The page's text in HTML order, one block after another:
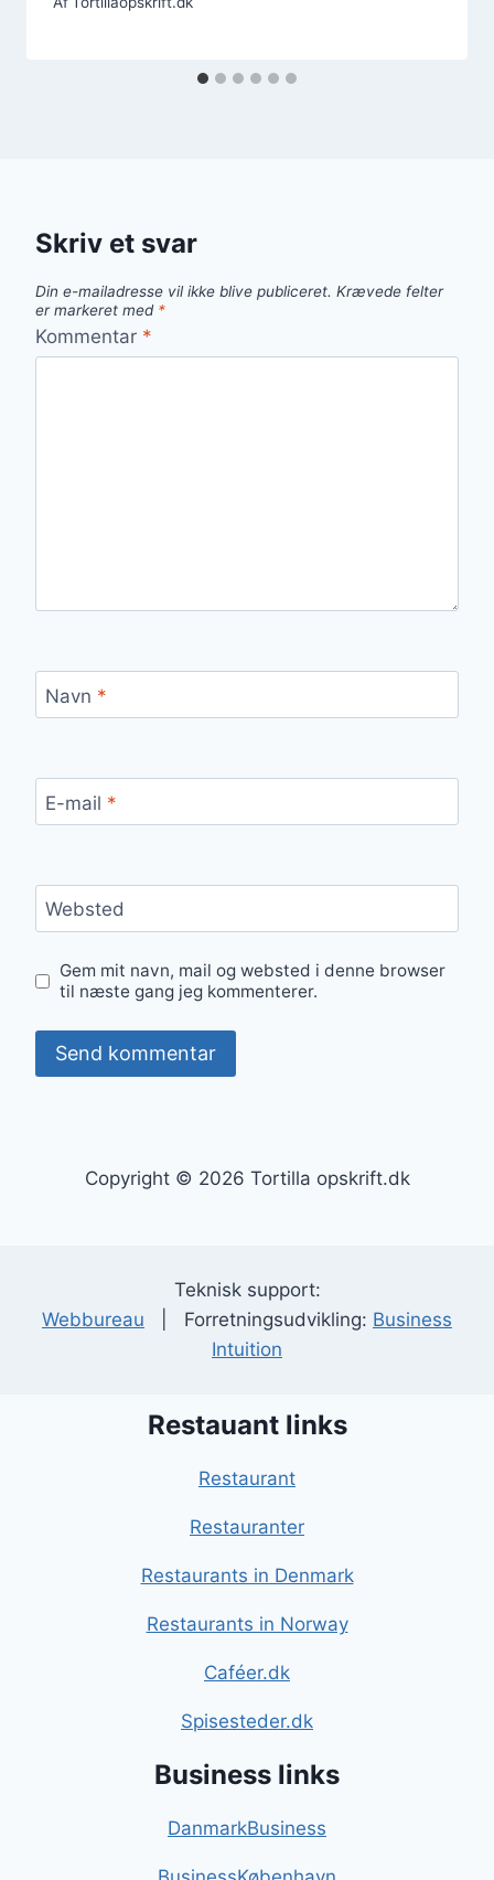
Skriv et svar
Din e-mailadresse vil ikke blive publiceret. Krævede felter
er markeret med *
Kommentar *
Navn *
E-mail *
Websted
Gem mit navn, mail og websted i denne browser
til næste gang jeg kommenterer.
Copyright © 2026 Tortilla opskrift.dk
Teknisk support:
Webbureau | Forretningsudvikling: Business
Intuition
Restauant links
Restaurant
Restauranter
Restaurants in Denmark
Restaurants in Norway
Caféer.dk
Spisesteder.dk
Business links
DanmarkBusiness